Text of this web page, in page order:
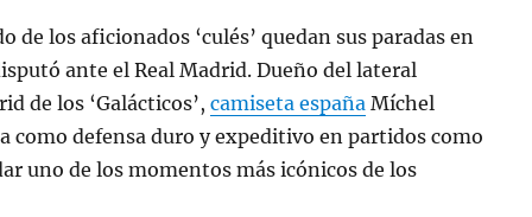
de los aficionados ‘culés’ quedan sus paradas en
ante el Real Madrid. Dueño del lateral
de los ‘Galácticos’,camiseta españa Míchel
como defensa duro y expeditivo en partidos como
uno de los momentos más icónicos de los